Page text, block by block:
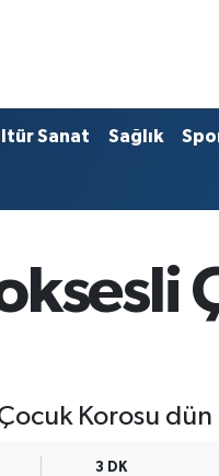
Sanat Sağlık
Korosu
3 DK